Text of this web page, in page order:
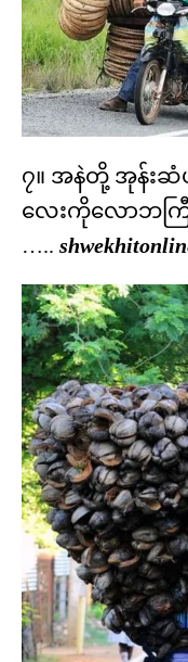
၇။ အနဲတို့ အုန်
လေးကိုလောဘကြီ
…..